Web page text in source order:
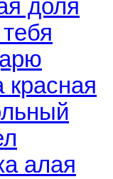
доля
красная
алая